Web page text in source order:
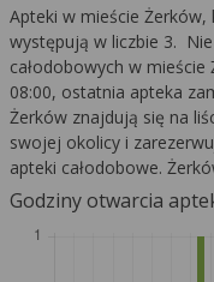
Apteki w mieście
występują w liczbie 3.
całodobowych w
08:00, ostatnia apteka
Żerków znajdują się na
swojej okolicy i
apteki całodobowe.
Godziny otwarcia